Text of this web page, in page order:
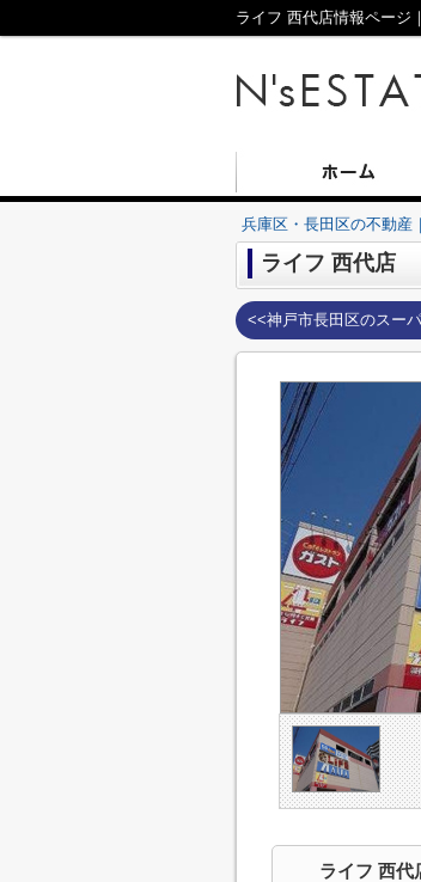
ライフ 西代店情報ページ
兵庫区・長田区の不動産
ライフ 西代店
<<神戸市長田区のスー
ライフ 西代